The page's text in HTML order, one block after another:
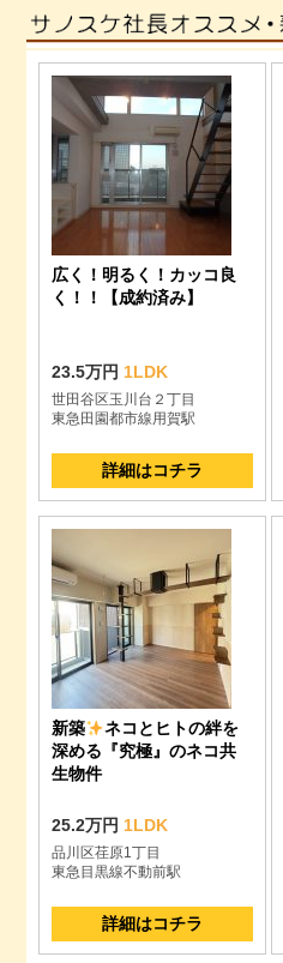
広く！明るく！カッコ良
く！！【成約済み】
23.5万円1LDK
世田谷区玉川台２丁目
東急田園都市線用賀駅
詳細はコチラ
新築
ネコとヒトの絆を
深める『究極』のネコ共
生物件
25.2万円1LDK
品川区荏原1丁目
東急目黒線不動前駅
詳細はコチラ